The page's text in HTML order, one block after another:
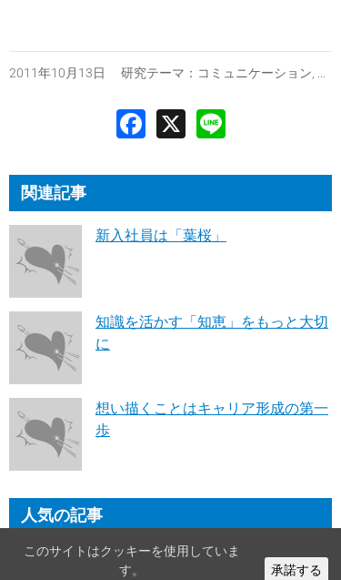
2011年10月13日 研究テーマ： コミュニケーション
関連記事
新入社員は「葉桜」
知識を活かす「知恵」をもっと大切
に
想い描くことはキャリア形成の第一
歩
人気の記事
電通「戦略十訓」を120%の善意で
このサイトはクッキーを使用していま
す。
承諾する